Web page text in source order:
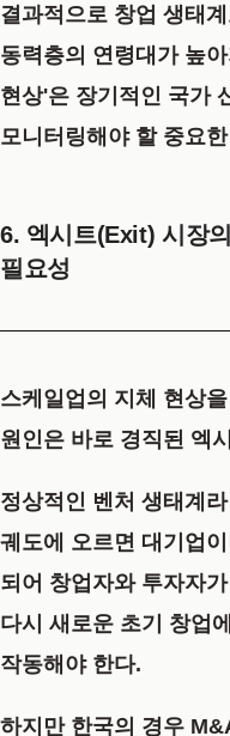
결과적으로 창업 생태
동력층의 연령대가 높
현상'은 장기적인 국가
모니터링해야 할 중요
6. 엑시트(Exit) 시장
필요성
스케일업의 지체 현상
원인은 바로 경직된 엑
정상적인 벤처 생태계
궤도에 오르면 대기업
되어 창업자와 투자자
다시 새로운 초기 창업
작동해야 한다.
하지만 한국의 경우